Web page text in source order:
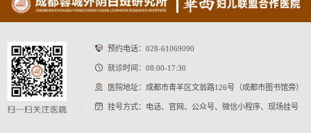
预约电话： 028-61069090
就诊时间：08:00-17:30
医院地址：成都市青羊区文翁路126号（成都市图书馆旁）
挂号方式：电话、官网、公众号、微信小程序、现场挂号